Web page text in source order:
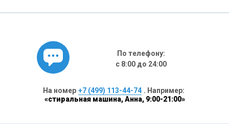
По телефону:
с 8:00 до 24:00
На номер +7 (499) 113-44-74 . Например:
«стиральная машина, Анна, 9:00-21:00»